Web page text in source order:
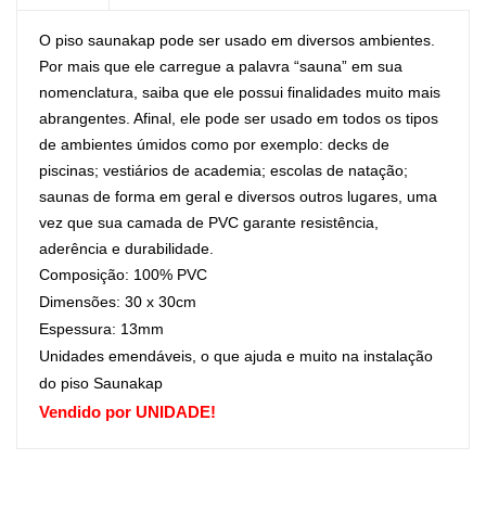
O piso saunakap pode ser usado em diversos ambientes.
Por mais que ele carregue a palavra “sauna” em sua
nomenclatura, saiba que ele possui finalidades muito mais
abrangentes. Afinal, ele pode ser usado em todos os tipos
de ambientes úmidos como por exemplo: decks de
piscinas; vestiários de academia; escolas de natação;
saunas de forma em geral e diversos outros lugares, uma
vez que sua camada de PVC garante resistência,
aderência e durabilidade.
Composição: 100% PVC
Dimensões: 30 x 30cm
Espessura: 13mm
Unidades emendáveis, o que ajuda e muito na instalação
do piso Saunakap
Vendido por UNIDADE!